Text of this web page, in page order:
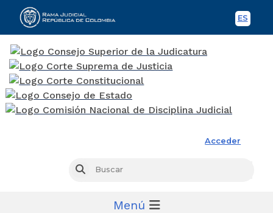
ES
Acceder
Buscar
Menú